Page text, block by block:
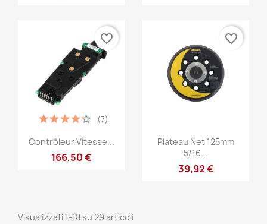
Anteprima
Contrôleur Vitesse...
166,50 €
(7)
favorite_border
Anteprima
Plateau Net 125mm
5/16...
39,92 €
favorite_border
Visualizzati 1-18 su 29 articoli